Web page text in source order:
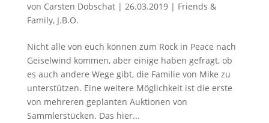
von Carsten Dobschat| 26.03.2019| Friends &
Family, J.B.O.
Nicht alle von euch können zum Rock in Peace nach
Geiselwind kommen, aber einige haben gefragt, ob
es auch andere Wege gibt, die Familie von Mike zu
unterstützen. Eine weitere Möglichkeit ist die erste
von mehreren geplanten Auktionen von
Sammlerstücken. Das hier...